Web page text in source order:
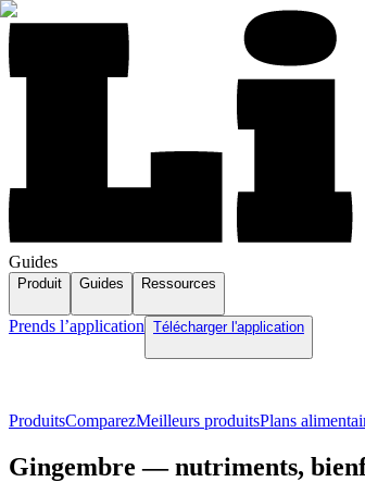
Guides
Produit Guides Ressources
Prends l’application Télécharger l'application
ProduitsComparezMeilleurs produitsPlans
Gingembre — nutriments,